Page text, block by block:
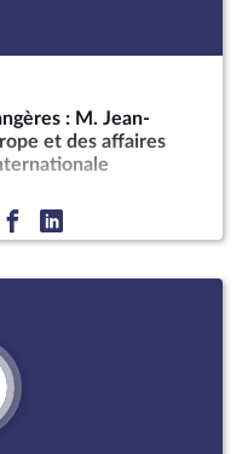
: M. Jean-
et des affaires